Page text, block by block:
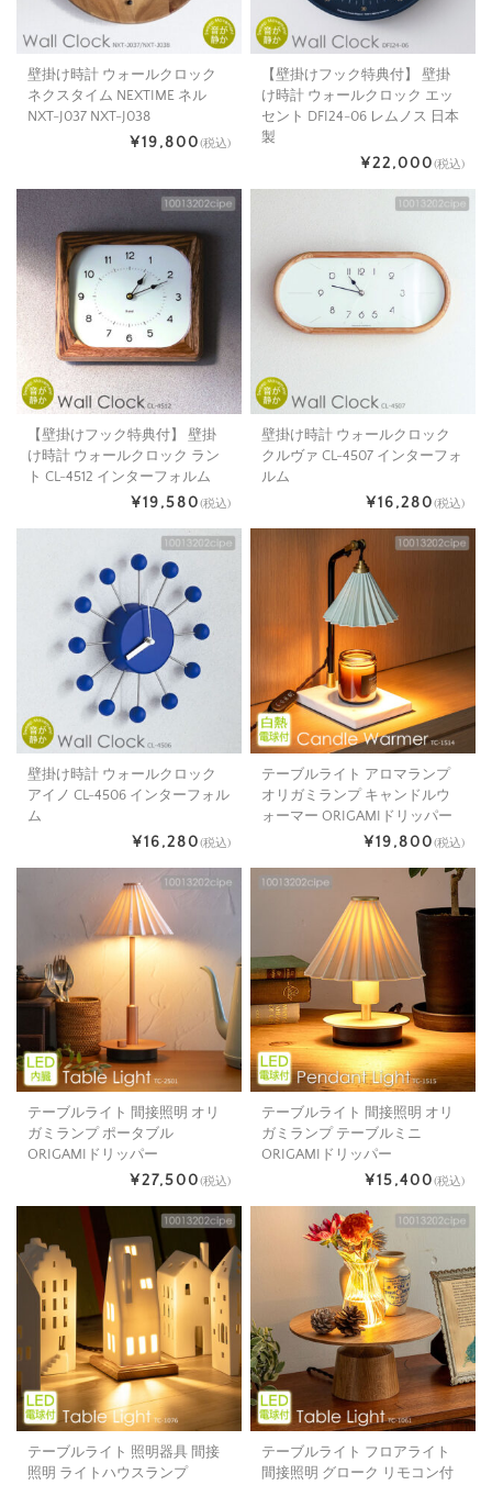
壁掛け時計 ウォールクロック
ネクスタイム NEXTIME ネル
NXT-J037 NXT-J038
¥19,800(税込)
【壁掛けフック特典付】 壁掛
け時計 ウォールクロック エッ
セント DFI24-06 レムノス 日本
製
¥22,000(税込)
【壁掛けフック特典付】 壁掛
け時計 ウォールクロック ラン
ト CL-4512 インターフォルム
¥19,580(税込)
壁掛け時計 ウォールクロック
クルヴァ CL-4507 インターフォ
ルム
¥16,280(税込)
壁掛け時計 ウォールクロック
アイノ CL-4506 インターフォル
ム
¥16,280(税込)
テーブルライト アロマランプ
オリガミランプ キャンドルウ
ォーマー ORIGAMIドリッパー
¥19,800(税込)
テーブルライト 間接照明 オリ
ガミランプ ポータブル
ORIGAMIドリッパー
¥27,500(税込)
テーブルライト 間接照明 オリ
ガミランプ テーブルミニ
ORIGAMIドリッパー
¥15,400(税込)
テーブルライト 照明器具 間接
照明 ライトハウスランプ
テーブルライト フロアライト
間接照明 グローク リモコン付